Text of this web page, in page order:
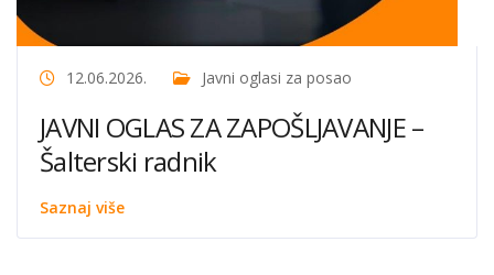
12.06.2026. Javni oglasi za posao
JAVNI OGLAS ZA ZAPOŠLJAVANJE –
Šalterski radnik
Saznaj više